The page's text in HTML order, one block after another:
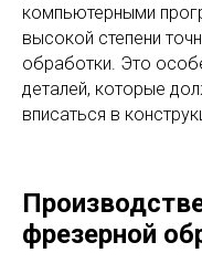
компьютерными
высокой степени
обработки. Это
деталей, которые
вписаться в
фрезерной